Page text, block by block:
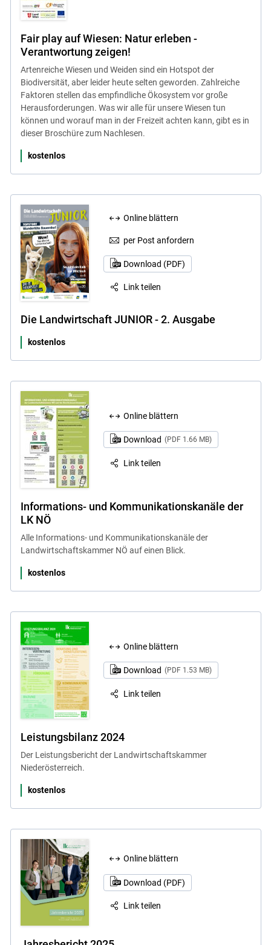
Fair play auf Wiesen: Natur erleben -
Verantwortung zeigen!
Artenreiche Wiesen und Weiden sind ein Hotspot der
Biodiversität, aber leider heute selten geworden. Zahlreiche
Faktoren stellen das empfindliche Ökosystem vor große
Herausforderungen. Was wir alle für unsere Wiesen tun
können und worauf man in der Freizeit achten kann, gibt es in
dieser Broschüre zum Nachlesen.
kostenlos
Online blättern
per Post anfordern
Download (PDF)
Link teilen
Die Landwirtschaft JUNIOR - 2. Ausgabe
kostenlos
Online blättern
Download (PDF 1.66 MB)
Link teilen
Informations- und Kommunikationskanäle der
LK NÖ
Alle Informations- und Kommunikationskanäle der
Landwirtschaftskammer NÖ auf einen Blick.
kostenlos
Online blättern
Download (PDF 1.53 MB)
Link teilen
Leistungsbilanz 2024
Der Leistungsbericht der Landwirtschaftskammer
Niederösterreich.
kostenlos
Online blättern
Download (PDF)
Link teilen